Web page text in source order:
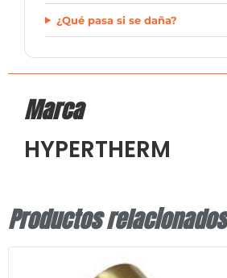
¿Qué pasa si se daña?
Marca
HYPERTHERM
Productos relacionados